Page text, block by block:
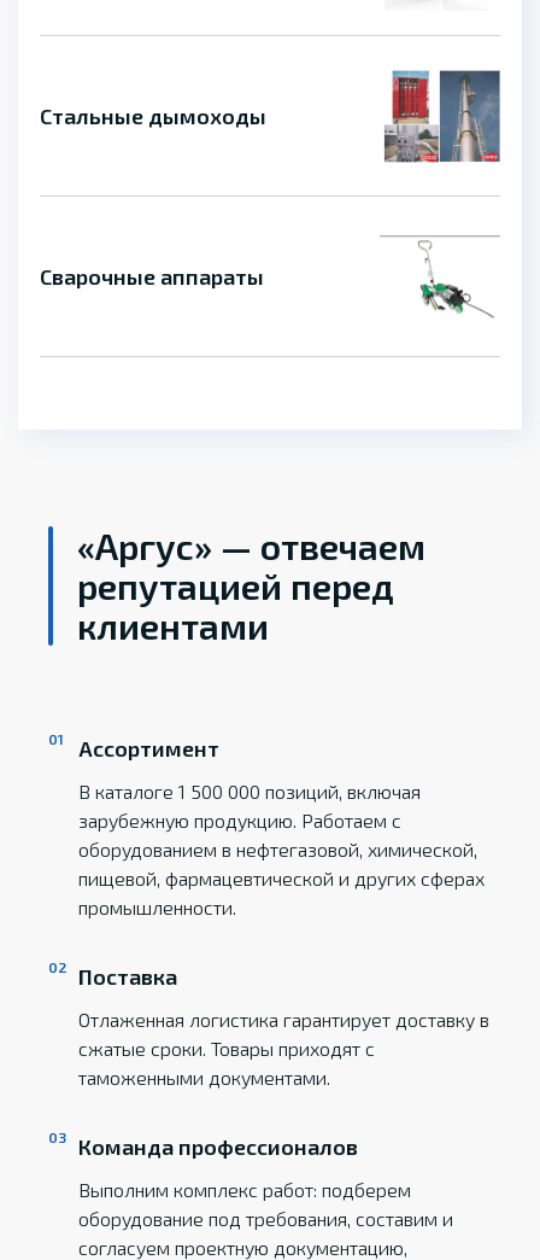
Стальные дымоходы
Сварочные аппараты
«Аргус» — отвечаем
репутацией перед
клиентами
Ассортимент
В каталоге 1 500 000 позиций, включая
зарубежную продукцию. Работаем с
оборудованием в нефтегазовой, химической,
пищевой, фармацевтической и других сферах
промышленности.
Поставка
Отлаженная логистика гарантирует доставку в
сжатые сроки. Товары приходят с
таможенными документами.
Команда профессионалов
Выполним комплекс работ: подберем
оборудование под требования, составим и
согласуем проектную документацию,